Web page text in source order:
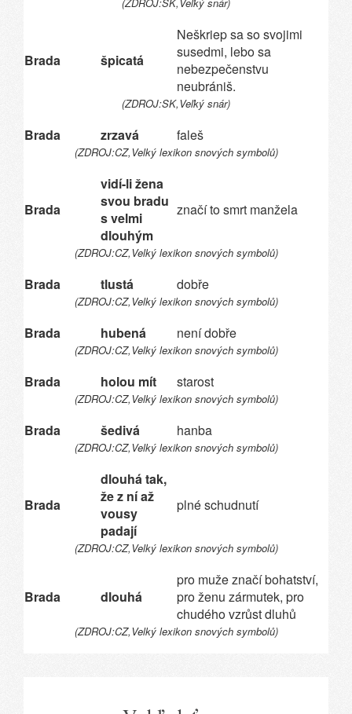
Brada špicatá
Neškriep sa so svojimi
susedmi, lebo sa
nebezpečenstvu
neubrániš.
(ZDROJ:SK,Veľký snár)
Brada zrzavá faleš
(ZDROJ:CZ,Velký lexikon snových symbolů)
Brada
vidí-li žena
svou bradu
s velmi
dlouhým
značí to smrt manžela
(ZDROJ:CZ,Velký lexikon snových symbolů)
Brada tlustá dobře
(ZDROJ:CZ,Velký lexikon snových symbolů)
Brada hubená není dobře
(ZDROJ:CZ,Velký lexikon snových symbolů)
Brada holou mít starost
(ZDROJ:CZ,Velký lexikon snových symbolů)
Brada šedivá hanba
(ZDROJ:CZ,Velký lexikon snových symbolů)
Brada
dlouhá tak,
že z ní až
vousy
padají
plné schudnutí
(ZDROJ:CZ,Velký lexikon snových symbolů)
Brada dlouhá
pro muže značí bohatství,
pro ženu zármutek, pro
chudého vzrůst dluhů
(ZDROJ:CZ,Velký lexikon snových symbolů)